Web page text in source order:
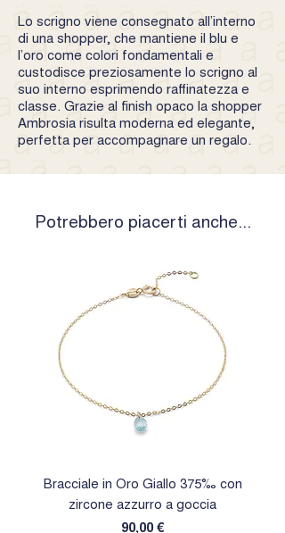
Lo scrigno viene consegnato all’interno
di una shopper, che mantiene il blu e
l’oro come colori fondamentali e
custodisce preziosamente lo scrigno al
suo interno esprimendo raffinatezza e
classe. Grazie al finish opaco la shopper
Ambrosia risulta moderna ed elegante,
perfetta per accompagnare un regalo.
Potrebbero piacerti anche...
Bracciale in Oro Giallo 375‰ con
zircone azzurro a goccia
Prezzo
90,00 €